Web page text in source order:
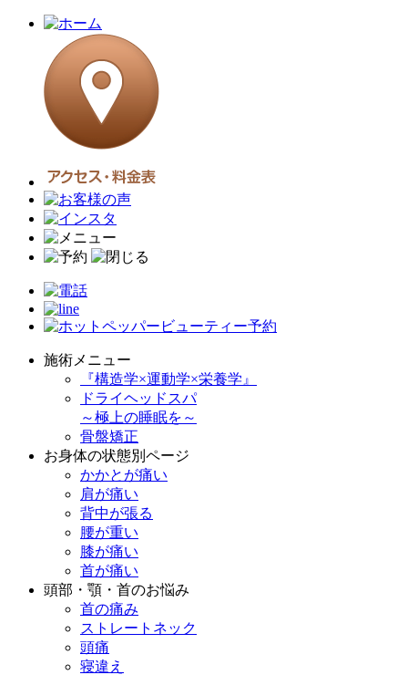
施術メニュー
『構造学×運動学×栄養学』
ドライヘッドスパ
～極上の睡眠を～
骨盤矯正
お身体の状態別ページ
かかとが痛い
肩が痛い
背中が張る
腰が重い
膝が痛い
首が痛い
頭部・顎・首のお悩み
首の痛み
ストレートネック
頭痛
寝違え